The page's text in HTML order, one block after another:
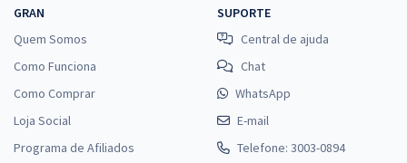
GRAN
Quem Somos
Como Funciona
Como Comprar
Loja Social
Programa de Afiliados
SUPORTE
Central de ajuda
Chat
WhatsApp
E-mail
Telefone: 3003-0894